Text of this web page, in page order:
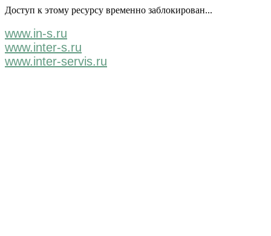
Доступ к этому ресурсу временно заблокирован...
www.in-s.ru
www.inter-s.ru
www.inter-servis.ru